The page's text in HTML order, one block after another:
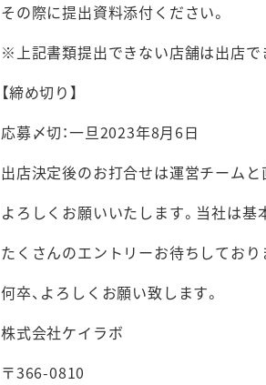
その際に提出資料添付ください。
※上記書類提出できない店舗は出店で
【締め切り】
応募〆切：一旦2023年8月6日
出店決定後のお打合せは運営チーム
よろしくお願いいたします。当社は基
たくさんのエントリーお待ちしており
何卒、よろしくお願い致します。
株式会社ケイラボ
〒366-0810